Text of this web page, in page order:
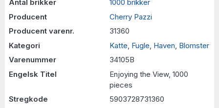
Antal brikker
1000 brikker
Producent
Cherry Pazzi
Producent varenr.
31360
Kategori
Katte Fugle Haven Blomster
Varenummer
34105B
Engelsk Titel
Enjoying the View, 1000
pieces
Stregkode
5903728731360